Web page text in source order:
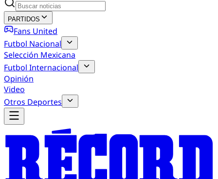
PARTIDOS
Fans United
Futbol Nacional
Selección Mexicana
Futbol Internacional
Opinión
Video
Otros Deportes